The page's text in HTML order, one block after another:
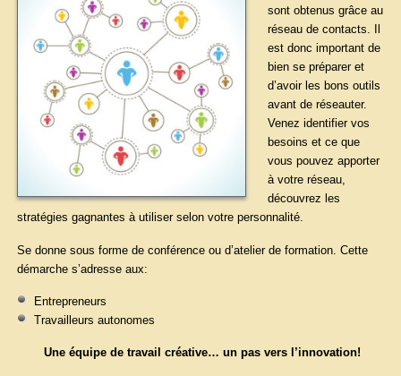
sont obtenus grâce au
réseau de contacts. Il
est donc important de
bien se préparer et
d’avoir les bons outils
avant de réseauter.
Venez identifier vos
besoins et ce que
vous pouvez apporter
à votre réseau,
découvrez les
stratégies gagnantes à utiliser selon votre personnalité.
Se donne sous forme de conférence ou d’atelier de formation. Cette
démarche s’adresse aux:
Entrepreneurs
Travailleurs autonomes
Une équipe de travail créative… un pas vers l’innovation!